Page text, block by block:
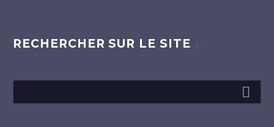
RECHERCHER SUR LE SITE